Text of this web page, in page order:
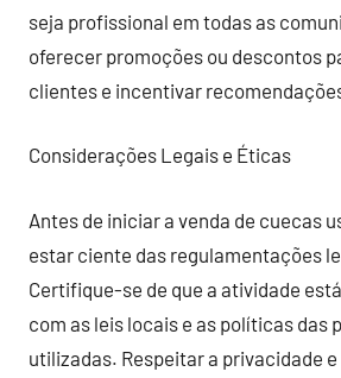
seja profissional em todas as
oferecer promoções ou descontos
clientes e incentivar
Considerações Legais e Éticas
Antes de iniciar a venda de cuecas
estar ciente das regulamentações
Certifique-se de que a atividade
com as leis locais e as políticas das
utilizadas. Respeitar a privacidade